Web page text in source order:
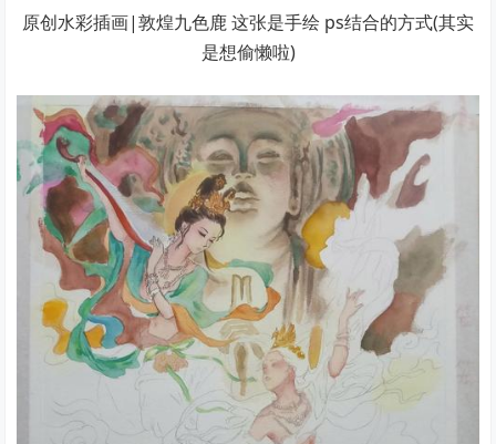
原创水彩插画|敦煌九色鹿 这张是手绘 ps结合的方式(其实
是想偷懒啦)